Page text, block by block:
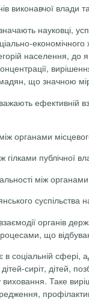
виконавчої влади
науковці,
населення, до
,
що значною
ефективній
органами
гілками публічної
між
органів
що
соціальній
сиріт, дітей,
Таке